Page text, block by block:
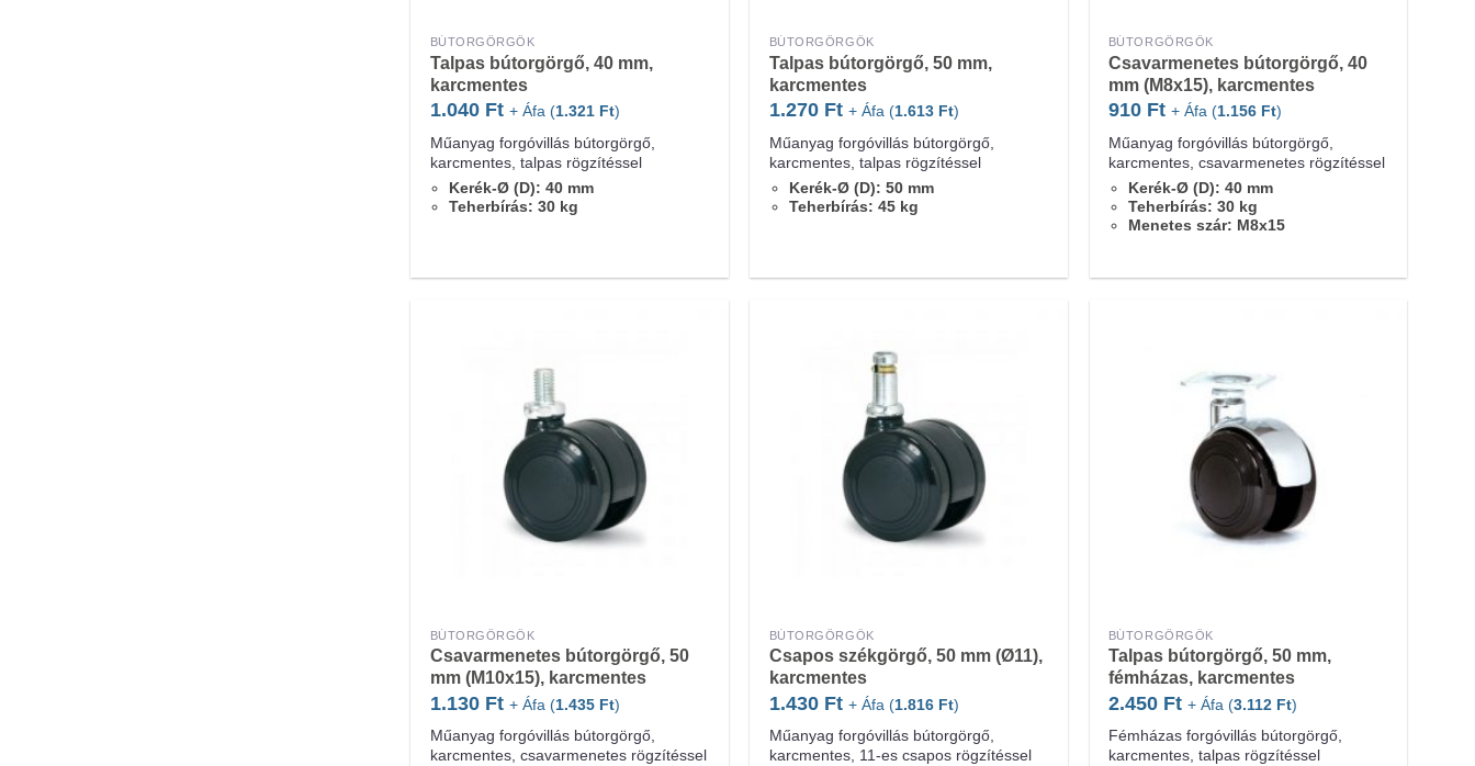
BÚTORGÖRGŐK
Talpas bútorgörgő, 40 mm,
karcmentes
1.040 Ft + Áfa (1.321 Ft)
Műanyag forgóvillás bútorgörgő,
karcmentes, talpas rögzítéssel
Kerék-Ø (D): 40 mm
Teherbírás: 30 kg
BÚTORGÖRGŐK
Talpas bútorgörgő, 50 mm,
karcmentes
1.270 Ft + Áfa (1.613 Ft)
Műanyag forgóvillás bútorgörgő,
karcmentes, talpas rögzítéssel
Kerék-Ø (D): 50 mm
Teherbírás: 45 kg
BÚTORGÖRGŐK
Csavarmenetes bútorgörgő, 40
mm (M8x15), karcmentes
910 Ft + Áfa (1.156 Ft)
Műanyag forgóvillás bútorgörgő,
karcmentes, csavarmenetes rögzítéssel
Kerék-Ø (D): 40 mm
Teherbírás: 30 kg
Menetes szár: M8x15
BÚTORGÖRGŐK
Csavarmenetes bútorgörgő, 50
mm (M10x15), karcmentes
1.130 Ft + Áfa (1.435 Ft)
Műanyag forgóvillás bútorgörgő,
karcmentes, csavarmenetes rögzítéssel
BÚTORGÖRGŐK
Csapos székgörgő, 50 mm (Ø11),
karcmentes
1.430 Ft + Áfa (1.816 Ft)
Műanyag forgóvillás bútorgörgő,
karcmentes, 11-es csapos rögzítéssel
BÚTORGÖRGŐK
Talpas bútorgörgő, 50 mm,
fémházas, karcmentes
2.450 Ft + Áfa (3.112 Ft)
Fémházas forgóvillás bútorgörgő,
karcmentes, talpas rögzítéssel